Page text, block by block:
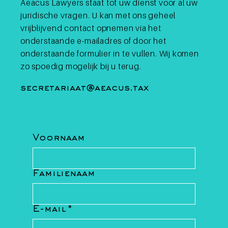
Crypto en de bank in 2026:
kan u cryptowinsten zomaar
op uw Belgische
bankrekening storten?
Aeacus Lawyers staat tot uw dienst voor al uw
juridische vragen. U kan met ons geheel
vrijblijvend contact opnemen via het
onderstaande e-mailadres of door het
onderstaande formulier in te vullen. Wij komen
zo spoedig mogelijk bij u terug.
secretariaat@aeacus.tax
Voornaam
Familienaam
E-mail *